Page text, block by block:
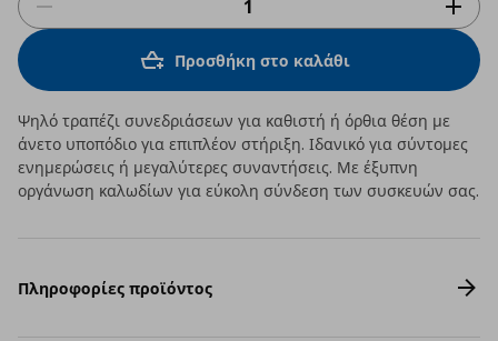
Προσθήκη στο καλάθι
Ψηλό τραπέζι συνεδριάσεων για καθιστή ή όρθια θέση με
άνετο υποπόδιο για επιπλέον στήριξη. Ιδανικό για σύντομες
ενημερώσεις ή μεγαλύτερες συναντήσεις. Με έξυπνη
οργάνωση καλωδίων για εύκολη σύνδεση των συσκευών σας.
Πληροφορίες προϊόντος